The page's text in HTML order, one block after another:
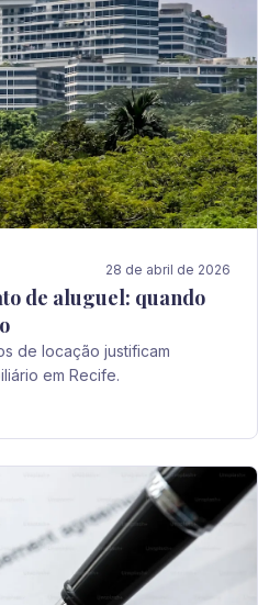
28 de abril de 2026
de aluguel: quando
de locação justificam
em Recife.